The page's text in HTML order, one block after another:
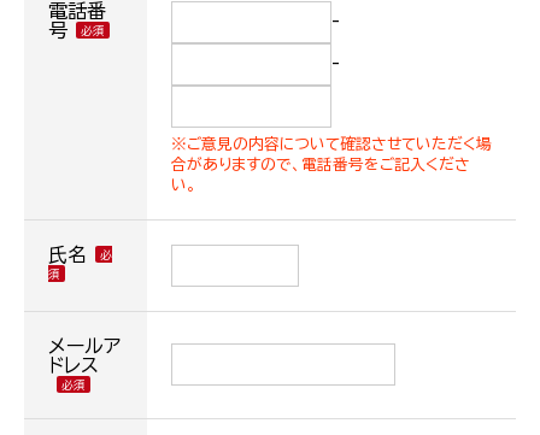
電話番
号
-
-
※ご意見の内容について確認させていただく場
合がありますので、電話番号をご記入くださ
い。
氏名
メールア
ドレス